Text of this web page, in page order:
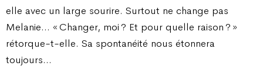
elle avec un large sourire. Surtout ne change pas
Melanie… « Changer, moi ? Et pour quelle raison ? »
rétorque-t-elle. Sa spontanéité nous étonnera
toujours…